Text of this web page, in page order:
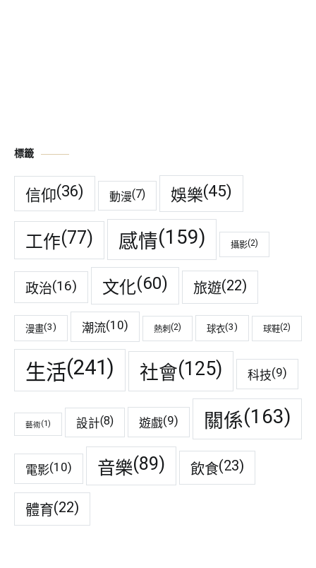
標籤
信仰(36) 動漫(7) 娛樂(45)
工作(77) 感情(159) 攝影(2)
政治(16) 文化(60) 旅遊(22)
漫畫(3) 潮流(10) 熱刺 (2) 球衣(3) 球鞋(2)
生活(241) 社會(125) 科技(9)
藝術(1) 設計(8) 遊戲(9) 關係(163)
電影(10) 音樂(89) 飲食(23)
體育(22)